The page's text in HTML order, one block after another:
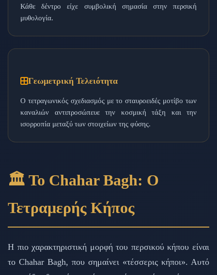
Κάθε δέντρο είχε συμβολική σημασία στην περσική
μυθολογία.
Γεωμετρική Τελειότητα
Ο τετραγωνικός σχεδιασμός με το σταυροειδές μοτίβο των
καναλιών αντιπροσώπευε την κοσμική τάξη και την
ισορροπία μεταξύ των στοιχείων της φύσης.
🏛️ Το Chahar Bagh: Ο
Τετραμερής Κήπος
Η πιο χαρακτηριστική μορφή του περσικού κήπου είναι
το Chahar Bagh, που σημαίνει «τέσσερις κήποι». Αυτό